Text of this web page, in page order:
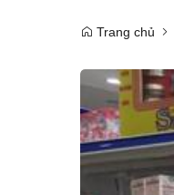
Trang chủ